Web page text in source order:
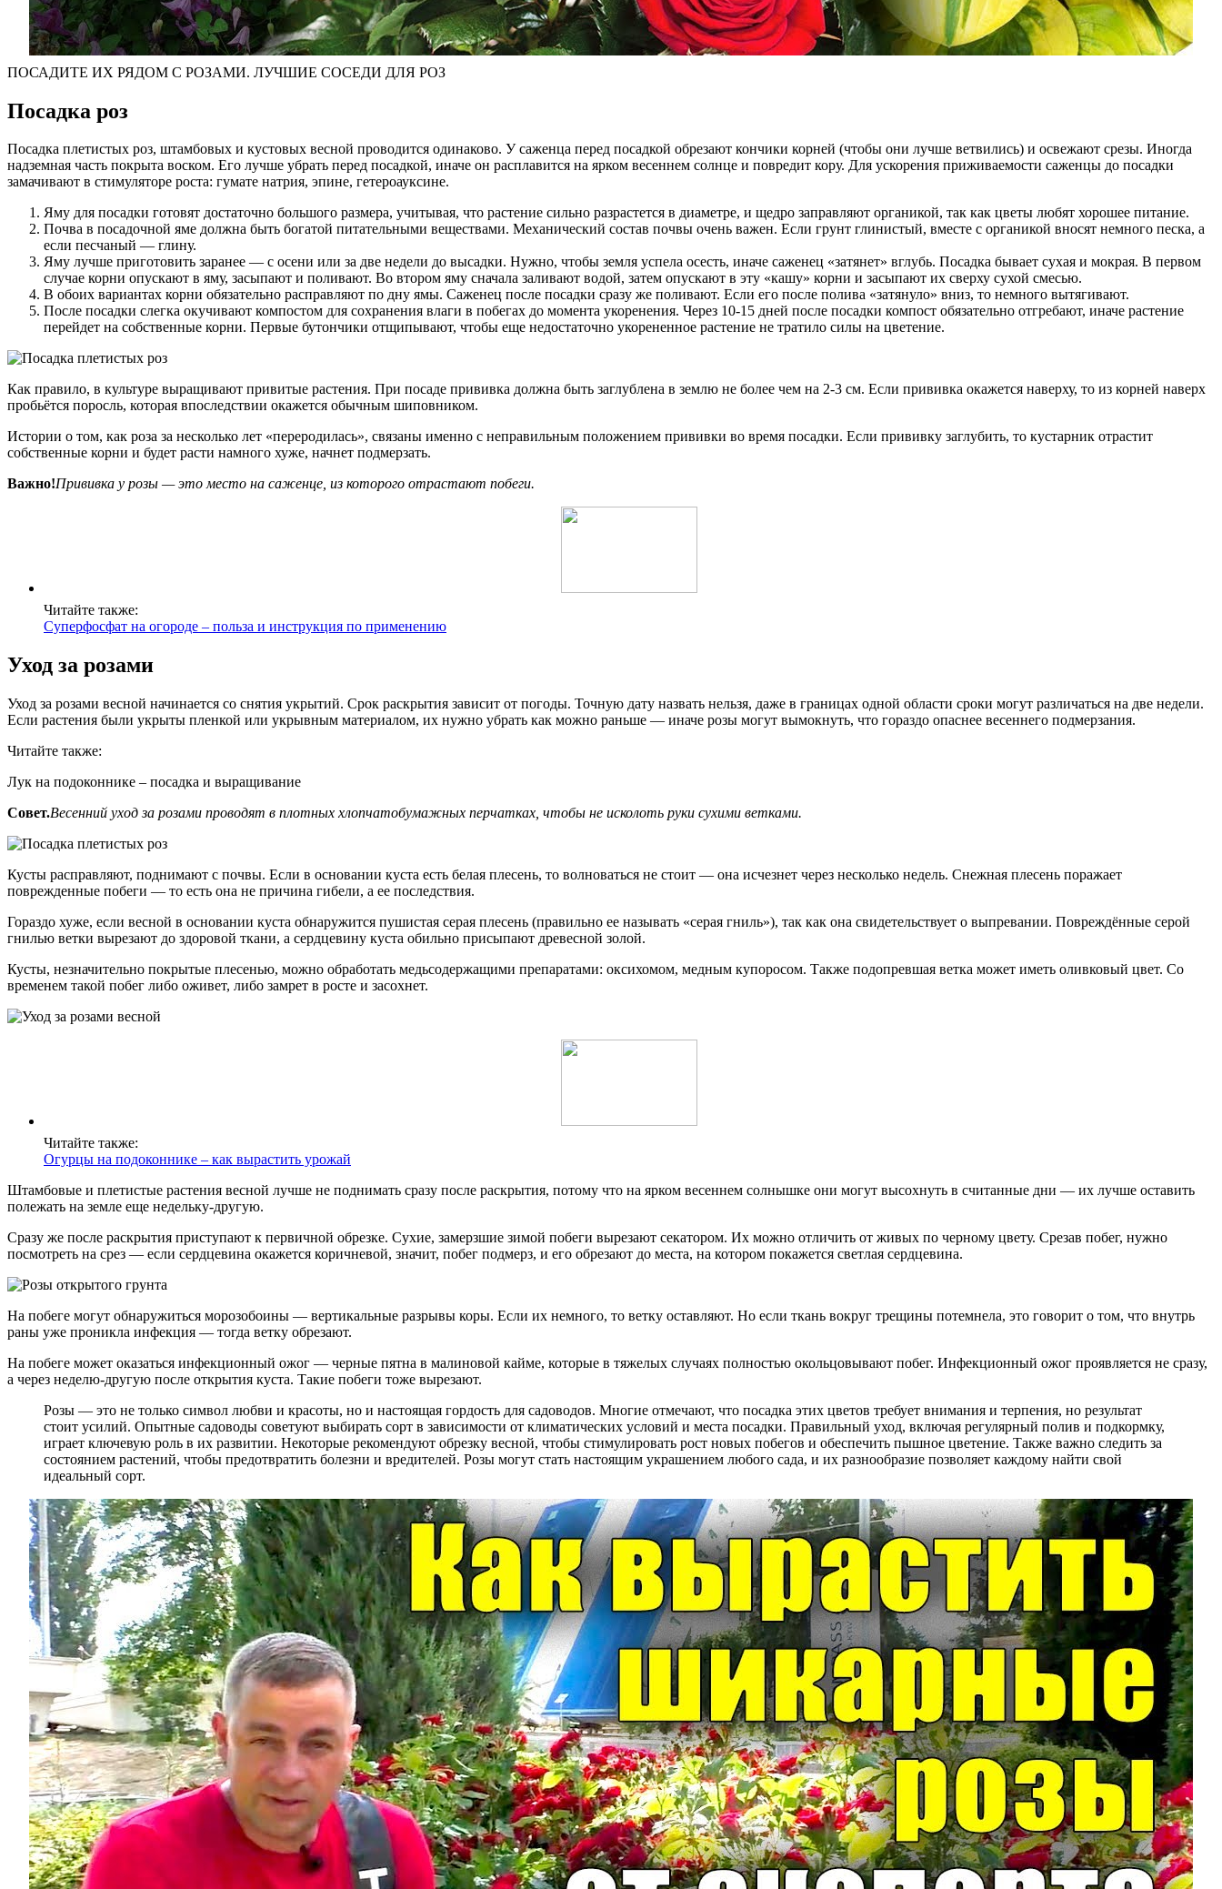
ПОСАДИТЕ ИХ РЯДОМ С РОЗАМИ. ЛУЧШИЕ СОСЕДИ ДЛЯ РОЗ
Посадка роз
Посадка плетистых роз, штамбовых и кустовых весной проводится одинаково. У саженца перед посадкой обрезают кончики корней (чтобы они лучше ветвились) и освежают срезы. Иногда
надземная часть покрыта воском. Его лучше убрать перед посадкой, иначе он расплавится на ярком весеннем солнце и повредит кору. Для ускорения приживаемости саженцы до посадки
замачивают в стимуляторе роста: гумате натрия, эпине, гетероауксине.
Яму для посадки готовят достаточно большого размера, учитывая, что растение сильно разрастется в диаметре, и щедро заправляют органикой, так как цветы любят хорошее питание.
Почва в посадочной яме должна быть богатой питательными веществами. Механический состав почвы очень важен. Если грунт глинистый, вместе с органикой вносят немного песка, а
если песчаный — глину.
Яму лучше приготовить заранее — с осени или за две недели до высадки. Нужно, чтобы земля успела осесть, иначе саженец «затянет» вглубь. Посадка бывает сухая и мокрая. В первом
случае корни опускают в яму, засыпают и поливают. Во втором яму сначала заливают водой, затем опускают в эту «кашу» корни и засыпают их сверху сухой смесью.
В обоих вариантах корни обязательно расправляют по дну ямы. Саженец после посадки сразу же поливают. Если его после полива «затянуло» вниз, то немного вытягивают.
После посадки слегка окучивают компостом для сохранения влаги в побегах до момента укоренения. Через 10-15 дней после посадки компост обязательно отгребают, иначе растение
перейдет на собственные корни. Первые бутончики отщипывают, чтобы еще недостаточно укорененное растение не тратило силы на цветение.
Как правило, в культуре выращивают привитые растения. При посаде прививка должна быть заглублена в землю не более чем на 2-3 см. Если прививка окажется наверху, то из корней наверх
пробьётся поросль, которая впоследствии окажется обычным шиповником.
Истории о том, как роза за несколько лет «переродилась», связаны именно с неправильным положением прививки во время посадки. Если прививку заглубить, то кустарник отрастит
собственные корни и будет расти намного хуже, начнет подмерзать.
Важно!Прививка у розы — это место на саженце, из которого отрастают побеги.
Читайте также:
Суперфосфат на огороде – польза и инструкция по применению
Уход за розами
Уход за розами весной начинается со снятия укрытий. Срок раскрытия зависит от погоды. Точную дату назвать нельзя, даже в границах одной области сроки могут различаться на две недели.
Если растения были укрыты пленкой или укрывным материалом, их нужно убрать как можно раньше — иначе розы могут вымокнуть, что гораздо опаснее весеннего подмерзания.
Читайте также:
Лук на подоконнике – посадка и выращивание
Совет.Весенний уход за розами проводят в плотных хлопчатобумажных перчатках, чтобы не исколоть руки сухими ветками.
Кусты расправляют, поднимают с почвы. Если в основании куста есть белая плесень, то волноваться не стоит — она исчезнет через несколько недель. Снежная плесень поражает
поврежденные побеги — то есть она не причина гибели, а ее последствия.
Гораздо хуже, если весной в основании куста обнаружится пушистая серая плесень (правильно ее называть «серая гниль»), так как она свидетельствует о выпревании. Повреждённые серой
гнилью ветки вырезают до здоровой ткани, а сердцевину куста обильно присыпают древесной золой.
Кусты, незначительно покрытые плесенью, можно обработать медьсодержащими препаратами: оксихомом, медным купоросом. Также подопревшая ветка может иметь оливковый цвет. Со
временем такой побег либо оживет, либо замрет в росте и засохнет.
Читайте также:
Огурцы на подоконнике – как вырастить урожай
Штамбовые и плетистые растения весной лучше не поднимать сразу после раскрытия, потому что на ярком весеннем солнышке они могут высохнуть в считанные дни — их лучше оставить
полежать на земле еще недельку-другую.
Сразу же после раскрытия приступают к первичной обрезке. Сухие, замерзшие зимой побеги вырезают секатором. Их можно отличить от живых по черному цвету. Срезав побег, нужно
посмотреть на срез — если сердцевина окажется коричневой, значит, побег подмерз, и его обрезают до места, на котором покажется светлая сердцевина.
На побеге могут обнаружиться морозобоины — вертикальные разрывы коры. Если их немного, то ветку оставляют. Но если ткань вокруг трещины потемнела, это говорит о том, что внутрь
раны уже проникла инфекция — тогда ветку обрезают.
На побеге может оказаться инфекционный ожог — черные пятна в малиновой кайме, которые в тяжелых случаях полностью окольцовывают побег. Инфекционный ожог проявляется не сразу,
а через неделю-другую после открытия куста. Такие побеги тоже вырезают.
Розы — это не только символ любви и красоты, но и настоящая гордость для садоводов. Многие отмечают, что посадка этих цветов требует внимания и терпения, но результат
стоит усилий. Опытные садоводы советуют выбирать сорт в зависимости от климатических условий и места посадки. Правильный уход, включая регулярный полив и подкормку,
играет ключевую роль в их развитии. Некоторые рекомендуют обрезку весной, чтобы стимулировать рост новых побегов и обеспечить пышное цветение. Также важно следить за
состоянием растений, чтобы предотвратить болезни и вредителей. Розы могут стать настоящим украшением любого сада, и их разнообразие позволяет каждому найти свой
идеальный сорт.